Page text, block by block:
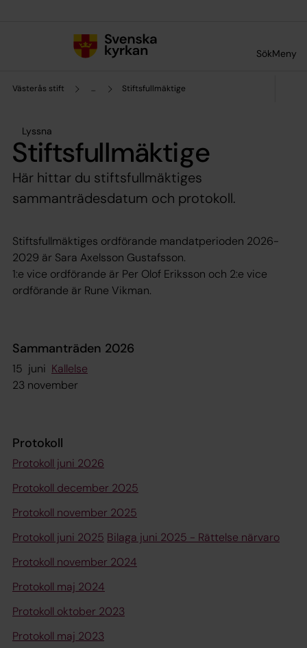
SökMeny
Västerås stift ... Stiftsfullmäktige
Lyssna
Stiftsfullmäktige
Här hittar du stiftsfullmäktiges
sammanträdesdatum och protokoll.
Stiftsfullmäktiges ordförande mandatperioden 2026-
2029 är Sara Axelsson Gustafsson.
1:e vice ordförande är Per Olof Eriksson och 2:e vice
ordförande är Rune Vikman.
Sammanträden 2026
15 juni Kallelse
23 november
Protokoll
Protokoll juni 2026
Protokoll december 2025
Protokoll november 2025
Protokoll juni 2025 Bilaga juni 2025 - Rättelse närvaro
Protokoll november 2024
Protokoll maj 2024
Protokoll oktober 2023
Protokoll maj 2023